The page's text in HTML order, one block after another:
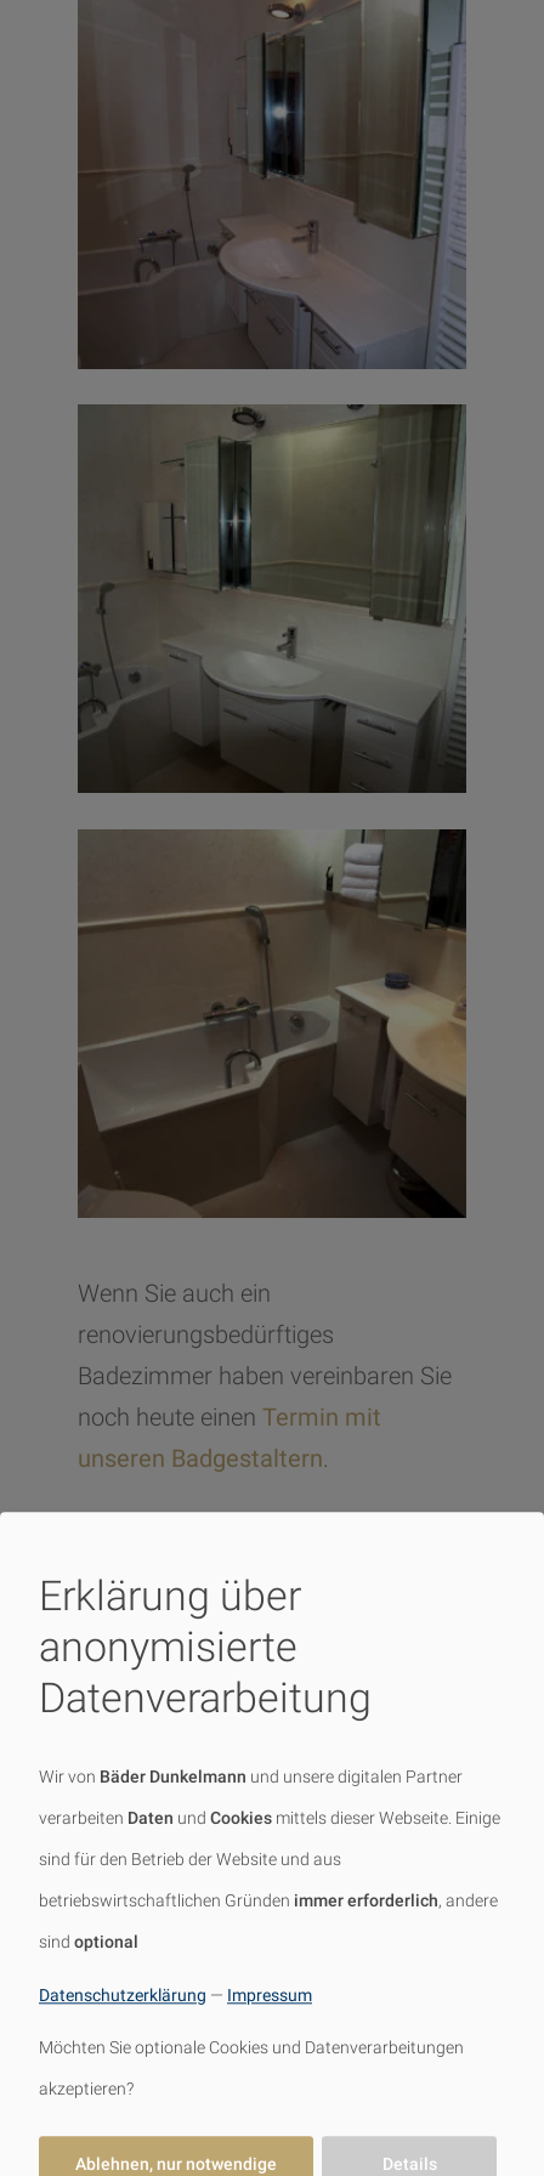
Wenn Sie auch ein
renovierungsbedürftiges
Badezimmer haben vereinbaren Sie
noch heute einenTermin mit
unseren Badgestaltern.
Jetzt unverbindlich
Kontakt aufnehmen
Schildern Sie uns gerne Ihr Vorhaben
– unsere Bad-Experten melden sich
dann schnellstmöglich bei Ihnen und
stehen Ihnen mit Rat und Tat zur
Erklärung über
anonymisierte
Datenverarbeitung
Wir von Bäder Dunkelmann und unsere digitalen Partner
verarbeiten Daten und Cookies mittels dieser Webseite. Einige
sind für den Betrieb der Website und aus
betriebswirtschaftlichen Gründen immer erforderlich, andere
sind optional
Datenschutzerklärung — Impressum
Möchten Sie optionale Cookies und Datenverarbeitungen
akzeptieren?
Details
Ablehnen, nur notwendige